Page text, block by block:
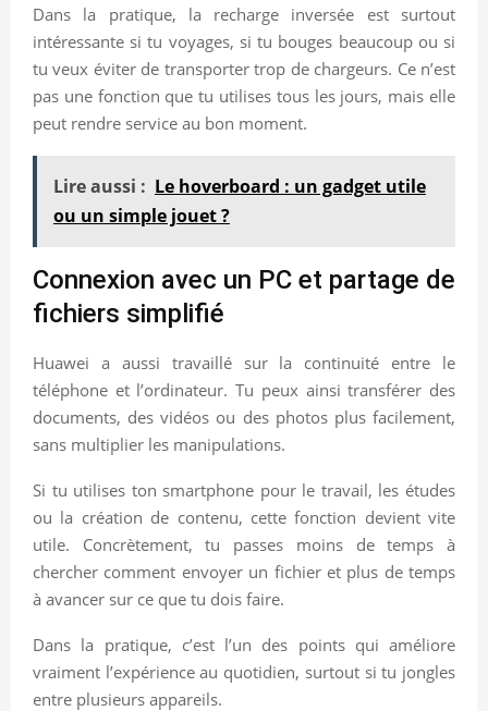
Dans la pratique, la recharge inversée est surtout
intéressante si tu voyages, si tu bouges beaucoup ou si
tu veux éviter de transporter trop de chargeurs. Ce n’est
pas une fonction que tu utilises tous les jours, mais elle
peut rendre service au bon moment.
Lire aussi : Le hoverboard : un gadget utile
ou un simple jouet ?
Connexion avec un PC et partage de
fichiers simplifié
Huawei a aussi travaillé sur la continuité entre le
téléphone et l’ordinateur. Tu peux ainsi transférer des
documents, des vidéos ou des photos plus facilement,
sans multiplier les manipulations.
Si tu utilises ton smartphone pour le travail, les études
ou la création de contenu, cette fonction devient vite
utile. Concrètement, tu passes moins de temps à
chercher comment envoyer un fichier et plus de temps
à avancer sur ce que tu dois faire.
Dans la pratique, c’est l’un des points qui améliore
vraiment l’expérience au quotidien, surtout si tu jongles
entre plusieurs appareils.